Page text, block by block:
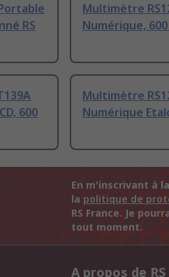
RS
Multimètre
Numérique, 600
600
Multimètre
Numérique
En m'inscrivant à
la politique de
RS France. Je
tout moment.
A propos de RS